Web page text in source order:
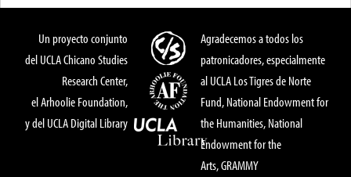
Un proyecto conjunto
del UCLA Chicano Studies
Research Center,
el Arhoolie Foundation,
y del UCLA Digital Library
Agradecemos a todos los
patronicadores, especialmente
al UCLA Los Tigres de Norte
Fund, National Endowment for
the Humanities, National
Endowment for the
Arts, GRAMMY